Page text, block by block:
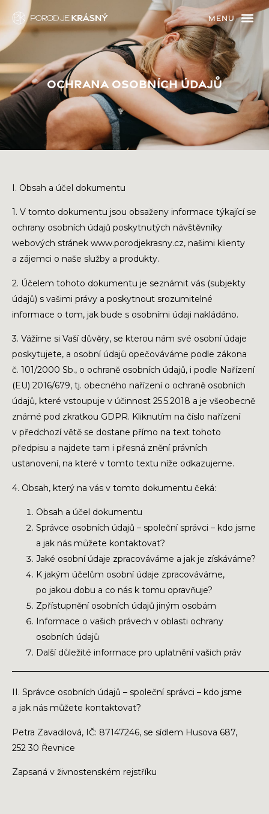
OCHRANA OSOBNÍCH ÚDAJŮ
I. Obsah a účel dokumentu
1. V tomto dokumentu jsou obsaženy informace týkající se
ochrany osobních údajů poskytnutých návštěvníky
webových stránek www.porodjekrasny.cz, našimi klienty
a zájemci o naše služby a produkty.
2. Účelem tohoto dokumentu je seznámit vás (subjekty
údajů) s vašimi právy a poskytnout srozumitelné
informace o tom, jak bude s osobními údaji nakládáno.
3. Vážíme si Vaší důvěry, se kterou nám své osobní údaje
poskytujete, a osobní údajů opečováváme podle zákona
č. 101/2000 Sb., o ochraně osobních údajů, i podle Nařízení
(EU) 2016/679, tj. obecného nařízení o ochraně osobních
údajů, které vstoupuje v účinnost 25.5.2018 a je všeobecně
známé pod zkratkou GDPR. Kliknutím na číslo nařízení
v předchozí větě se dostane přímo na text tohoto
předpisu a najdete tam i přesná znění právních
ustanovení, na které v tomto textu níže odkazujeme.
4. Obsah, který na vás v tomto dokumentu čeká:
Obsah a účel dokumentu
Správce osobních údajů – společní správci – kdo jsme
a jak nás můžete kontaktovat?
Jaké osobní údaje zpracováváme a jak je získáváme?
K jakým účelům osobní údaje zpracováváme,
po jakou dobu a co nás k tomu opravňuje?
Zpřístupnění osobních údajů jiným osobám
Informace o vašich právech v oblasti ochrany
osobních údajů
Další důležité informace pro uplatnění vašich práv
II. Správce osobních údajů – společní správci – kdo jsme
a jak nás můžete kontaktovat?
Petra Zavadilová, IČ: 87147246, se sídlem Husova 687,
252 30 Řevnice
Zapsaná v živnostenském rejstříku